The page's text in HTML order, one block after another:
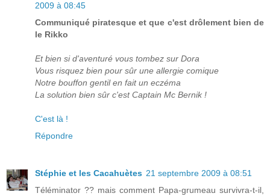
2009 à 08:45
Communiqué piratesque et que c'est drôlement bien de
le Rikko
Et bien si d'aventuré vous tombez sur Dora
Vous risquez bien pour sûr une allergie comique
Notre bouffon gentil en fait un eczéma
La solution bien sûr c'est Captain Mc Bernik !
C'est là !
Répondre
Stéphie et les Cacahuètes 21 septembre 2009 à 08:51
Téléminator ?? mais comment Papa-grumeau survivra-t-il,